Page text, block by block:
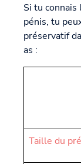
Si tu
pénis, tu
préservatif
as :
Taille du